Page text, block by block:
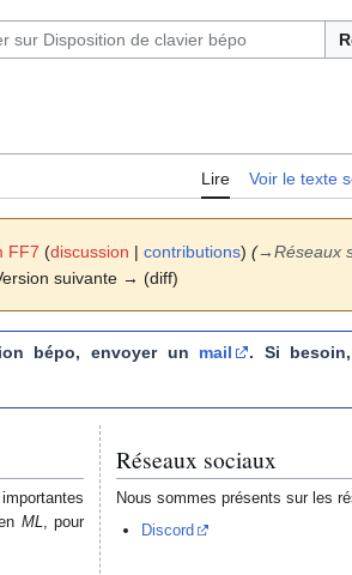
Lire Voir le texte
FF7 (discussion | contributions) (→Réseaux
suivante → (diff)
bépo, envoyer un mail . Si
ML, pour
Réseaux sociaux
Nous sommes présents sur les
Discord